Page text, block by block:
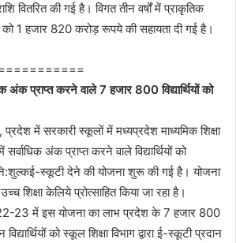
वितरित की गई है। विगत तीन वर्षों में प्राकृतिक
को 1 हजार 820 करोड़ रूपये की सहायता दी गई है।
अंक प्राप्त करने वाले 7 हजार 800 विद्यार्थियों को
में सरकारी स्कूलों में मध्यप्रदेश माध्यमिक शिक्षा
सर्वाधिक अंक प्राप्त करने वाले विद्यार्थियों को
स्कूटी देने की योजना शुरू की गई है। योजना
शिक्षा केलिये प्रोत्साहित किया जा रहा है।
23 में इस योजना का लाभ प्रदेश के 7 हजार 800
विद्यार्थियों को स्कूल शिक्षा विभाग द्वारा ई-स्कूटी प्रदान